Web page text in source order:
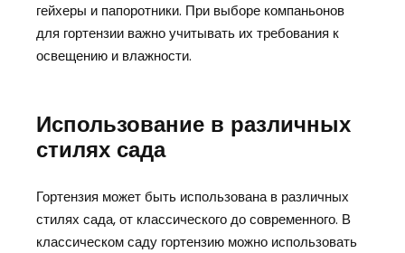
гейхеры и папоротники. При выборе компаньонов
для гортензии важно учитывать их требования к
освещению и влажности.
Использование в различных
стилях сада
Гортензия может быть использована в различных
стилях сада, от классического до современного. В
классическом саду гортензию можно использовать